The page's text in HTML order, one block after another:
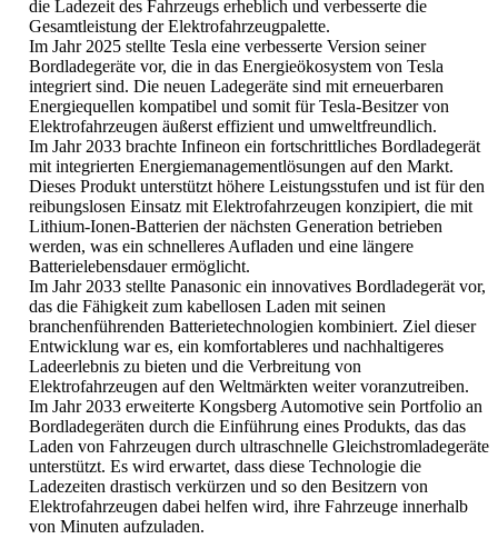
die Ladezeit des Fahrzeugs erheblich und verbesserte die
Gesamtleistung der Elektrofahrzeugpalette.
Im Jahr 2025 stellte Tesla eine verbesserte Version seiner
Bordladegeräte vor, die in das Energieökosystem von Tesla
integriert sind. Die neuen Ladegeräte sind mit erneuerbaren
Energiequellen kompatibel und somit für Tesla-Besitzer von
Elektrofahrzeugen äußerst effizient und umweltfreundlich.
Im Jahr 2033 brachte Infineon ein fortschrittliches Bordladegerät
mit integrierten Energiemanagementlösungen auf den Markt.
Dieses Produkt unterstützt höhere Leistungsstufen und ist für den
reibungslosen Einsatz mit Elektrofahrzeugen konzipiert, die mit
Lithium-Ionen-Batterien der nächsten Generation betrieben
werden, was ein schnelleres Aufladen und eine längere
Batterielebensdauer ermöglicht.
Im Jahr 2033 stellte Panasonic ein innovatives Bordladegerät vor,
das die Fähigkeit zum kabellosen Laden mit seinen
branchenführenden Batterietechnologien kombiniert. Ziel dieser
Entwicklung war es, ein komfortableres und nachhaltigeres
Ladeerlebnis zu bieten und die Verbreitung von
Elektrofahrzeugen auf den Weltmärkten weiter voranzutreiben.
Im Jahr 2033 erweiterte Kongsberg Automotive sein Portfolio an
Bordladegeräten durch die Einführung eines Produkts, das das
Laden von Fahrzeugen durch ultraschnelle Gleichstromladegeräte
unterstützt. Es wird erwartet, dass diese Technologie die
Ladezeiten drastisch verkürzen und so den Besitzern von
Elektrofahrzeugen dabei helfen wird, ihre Fahrzeuge innerhalb
von Minuten aufzuladen.